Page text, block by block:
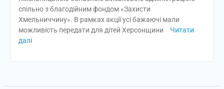
спільно з благодійним фондом «Захисти
Хмельниччину». В рамках акції усі бажаючі мали
можливість передати для дітей Херсонщини
Читати
далі